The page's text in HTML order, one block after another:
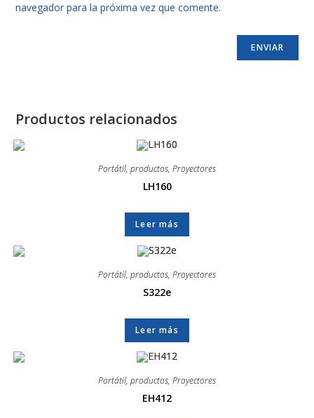
navegador para la próxima vez que comente.
Productos relacionados
Portátil, productos, Proyectores
LH160
Leer más
Portátil, productos, Proyectores
S322e
Leer más
Portátil, productos, Proyectores
EH412